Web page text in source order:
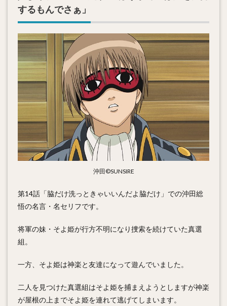
するもんでさぁ」
沖田©SUNSIRE
第14話「脇だけ洗っときゃいいんだよ脇だけ」での沖田総
悟の名言・名セリフです。
将軍の妹・そよ姫が行方不明になり捜索を続けていた真選
組。
一方、そよ姫は神楽と友達になって遊んでいました。
二人を見つけた真選組はそよ姫を捕まえようとしますが神楽
が屋根の上までそよ姫を連れて逃げてしまいます。